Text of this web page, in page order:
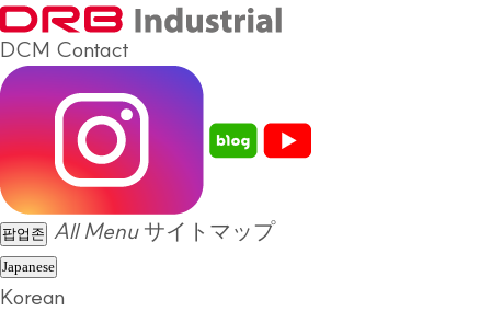
DCM Contact
팝업존 All Menu サイトマップ
Japanese
Korean